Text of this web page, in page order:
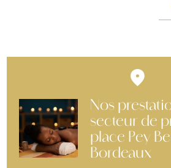
Nos
secteur de
place Pey
Bordeaux